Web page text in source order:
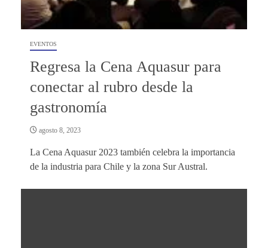
EVENTOS
Regresa la Cena Aquasur para
conectar al rubro desde la
gastronomía
agosto 8, 2023
La Cena Aquasur 2023 también celebra la importancia
de la industria para Chile y la zona Sur Austral.